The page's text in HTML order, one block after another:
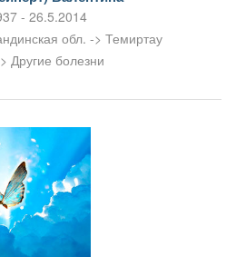
- 26.5.2014
обл. -> Темиртау
Другие болезни